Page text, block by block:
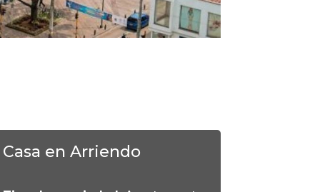
Casa en Arriendo